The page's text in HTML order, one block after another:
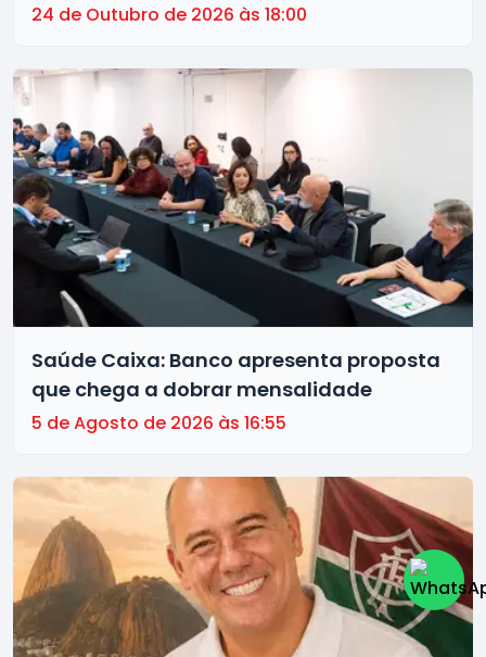
24 de Outubro de 2026 às 18:00
Saúde Caixa: Banco apresenta proposta
que chega a dobrar mensalidade
5 de Agosto de 2026 às 16:55